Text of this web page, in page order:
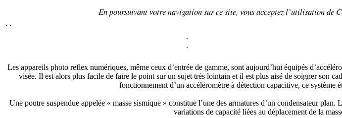
En poursuivant votre navigation sur ce site, vous acceptez l’utilisation de
. .
.
.
Les appareils photo reflex numériques, même ceux d’entrée de gamme, sont aujourd’hui équipés
visée. Il est alors plus facile de faire le point sur un sujet très lointain et il est plus aisé de soigner son
fonctionnement d’un accéléromètre à détection capacitive, ce
Une poutre suspendue appelée « masse sismique » constitue l’une des armatures d’un condensateur
variations de capacité liées au déplacement de la